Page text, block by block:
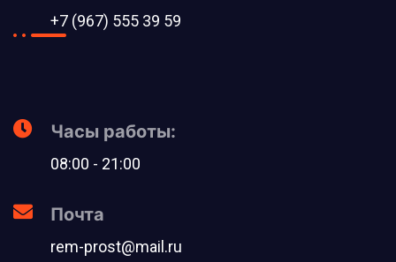
+7 (967) 555 39 59
Часы работы:
08:00 - 21:00
Почта
rem-prost@mail.ru